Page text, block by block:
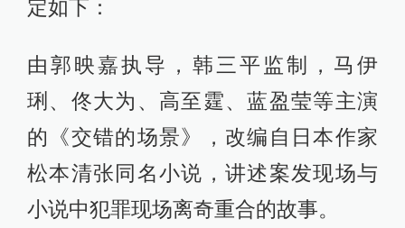
定如下：
由郭映嘉执导，韩三平监制，马伊
琍、佟大为、高至霆、蓝盈莹等主演
的《交错的场景》，改编自日本作家
松本清张同名小说，讲述案发现场与
小说中犯罪现场离奇重合的故事。